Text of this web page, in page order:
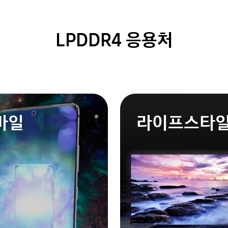
LPDDR4 응용처
일 라이프스타